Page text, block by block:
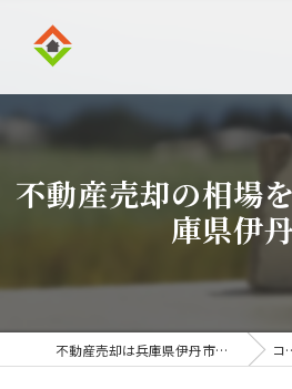
不動産売却の相場
庫県伊
不動産売却は兵庫県伊丹市の株式会社アークエステート コラム